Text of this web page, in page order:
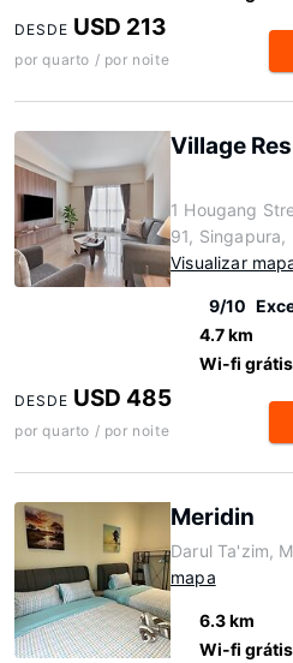
DESDE USD 213
por quarto / por noite
Village
1 Hougang
91,
Visualizar
9/10
4.7 km
Wi-fi grátis
DESDE USD 485
por quarto / por noite
Meridin
Darul Ta'zim,
mapa
6.3 km
Wi-fi grátis